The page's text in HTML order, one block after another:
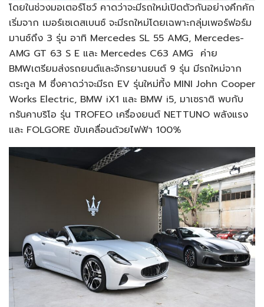
โดยในช่วงมอเตอร์โชว์ คาดว่าจะมีรถใหม่เปิดตัวกันอย่างคึกคัก
เริ่มจาก เมอร์เซเดสเบนซ์ จะมีรถใหม่โดยเฉพาะกลุ่มเพอร์ฟอร์ม
มานซ์ถึง 3 รุ่น อาทิ Mercedes SL 55 AMG, Mercedes-
AMG GT 63 S E และ Mercedes C63 AMG ค่าย
BMWเตรียมส่งรถยนต์และจักรยานยนต์ 9 รุ่น มีรถใหม่จาก
ตระกูล M ซึ่งคาดว่าจะมีรถ EV รุ่นใหม่ที้ง MINI John Cooper
Works Electric, BMW iX1 และ BMW i5, มาเซราติ พบกับ
กรันคาบริโอ รุ่น TROFEO เครื่องยนต์ NETTUNO พลังแรง
และ FOLGORE ขับเคลื่อนด้วยไฟฟ้า 100%